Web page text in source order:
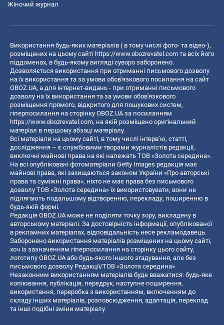
Жіночий журнал
Використання будь-яких матеріалів ( в тому числі фото- та відео-),
розміщених на цьому сайті https://www.obozrevatel.com та всіх його
піддоменах, в будь-якому вигляді суворо заборонено.
Дозволяється використання при отриманні письмового дозволу
на їх використання та за умови обов'язкового посилання на сайт
OBOZ.UA, а для інтернет-видань - при отриманні письмового
дозволу на їх використання та за умови обов'язкового
розміщення прямого, відкритого для пошукових систем,
гіперпосилання на сторінку OBOZ.UA за посиланням
https://www.obozrevatel.com, на якій розміщено оригінальний
матеріал в першому абзаці матеріалу.
Всі матеріали на цьому сайті, в тому числі інтерв’ю, статті,
дослідження – є службовими творами журналістів редакції,
виключні майнові права на які належать ТОВ «Золота середина».
На всі опубліковані фотоматеріали Getty Images редакція має
майнові права, які захищаються законом України «Про авторські
права та суміжні права», ніхто не має права без письмового
дозволу ТОВ «Золота середина» їх використовувати, вони не
підлягають подальшому відтворенню, перекладу, поширенню в
будь-якій формі.
Редакція OBOZ.UA може не поділяти точку зору, викладену в
авторському матеріалі. За достовірність інформації, опублікованої
в рекламних матеріалах, відповідальність несе рекламодавець.
Заборонено використання матеріалів розміщених на цьому сайті,
хоч із зазначенням гіперпосилання на сторінку цього сайту,
логотипу OBOZ.UA або будь-якого іншого згадування, але без
письмового дозволу Редакції/ТОВ «Золота середина»
Незаконним використанням матеріалів буде вважатися: будь-яке
копiювання, публiкацiя, передрук, наступне поширення,
використання, переробка з використанням, включенням до
складу інших матеріалів, розповсюдження, адаптація, переклад
та інші подібні зміни матеріалу.